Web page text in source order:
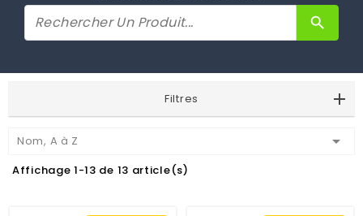
search
Filtres
Nom, A à Z 
Affichage 1-13 de 13 article(s)